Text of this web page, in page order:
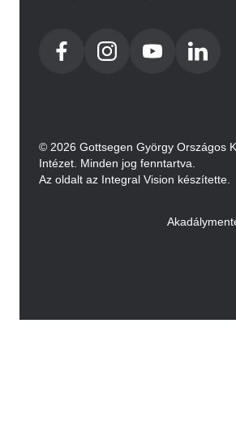
© 2026 Gottsegen György Országos
Intézet. Minden jog fenntartva.
Az oldalt az Integral Vision készítette.